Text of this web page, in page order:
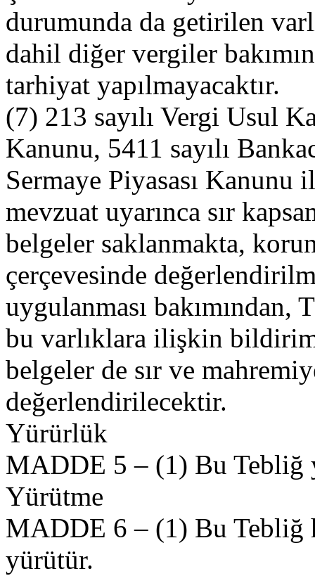
durumunda da getirilen
dahil diğer vergiler
tarhiyat yapılmayacaktır.
(7) 213 sayılı Vergi Usul
Kanunu, 5411 sayılı
Sermaye Piyasası
mevzuat uyarınca sır
belgeler saklanmakta,
çerçevesinde
uygulanması
bu varlıklara ilişkin
belgeler de sır ve
değerlendirilecektir.
Yürürlük
MADDE 5 – (1) Bu Tebliğ
Yürütme
MADDE 6 – (1) Bu Tebliğ
yürütür.